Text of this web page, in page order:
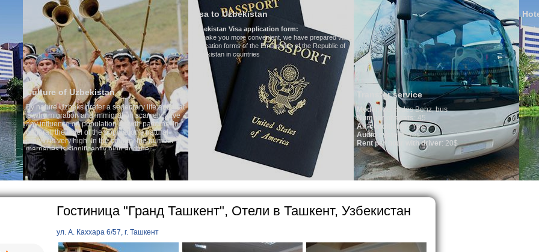
sedentary life and that
scarcely have
growth patterns. In
natural
country the number of
and the
is one of the lowest
tradition, the
quite sacred.
in villages, is
the Uzbek family has
Visa to Uzbekistan
Uzbekistan Visa application form:
To make you more convenient, we have prepared visa
application forms of the Embassies of the Republic of
Uzbekistan in countries
Transfer service
Model:Mercedes Benz, bus
Number of seats
Air-conditioner:
Audio system
Rent per hour with driver
Hotels in Uzbekistan
We have all hotels in Uzbekistan
Гостиница "Гранд Ташкент", Отели в Ташкент, Узбекистан
ул. А. Каххара 6/57, г. Ташкент